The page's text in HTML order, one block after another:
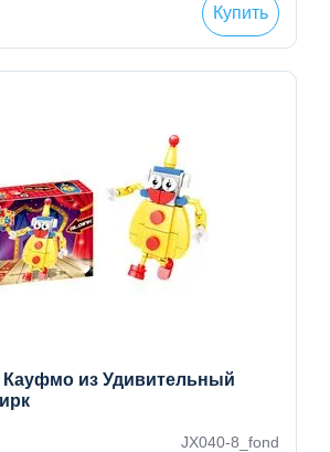
Купить
Кауфмо из Удивительный
JX040-8_fond